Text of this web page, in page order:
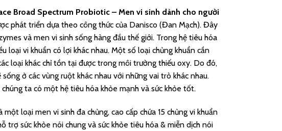
Broad Spectrum Probiotic – Men vi sinh dành cho người
phát triển dựa theo công thức của Danisco (Đan Mạch). Đây
và men vi sinh sống hàng đầu thế giới. Trong hệ tiêu hóa
loại vi khuẩn có lợi khác nhau. Một số loại chủng khuẩn cần
loại khác chỉ tồn tại được trong môi trường thiếu oxy. Do đó,
sống ở các vùng ruột khác nhau với những vai trò khác nhau.
ta có một hệ tiêu hóa khỏe mạnh và sức khỏe tốt.
một loại men vi sinh đa chủng, cao cấp chứa 15 chủng vi khuẩn
trợ sức khỏe nói chung và sức khỏe tiêu hóa & miễn dịch nói